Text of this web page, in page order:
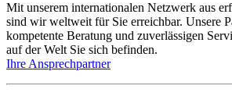
Mit unserem internationalen Netzwerk aus
sind wir weltweit für Sie erreichbar. Unsere
kompetente Beratung und zuverlässigen
auf der Welt Sie sich befinden.
Ihre Ansprechpartner